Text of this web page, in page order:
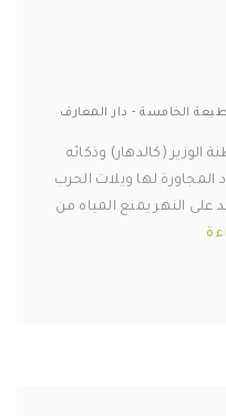
الخامسة - دار المعارف
(كالدهار) وذكائه
المجاورة لها ويلات الحرب
على النهر يمنع المياه من